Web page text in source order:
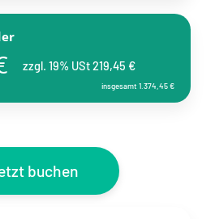
zzgl. 19% USt 219,45 €
insgesamt 1.374,45 €
buchen